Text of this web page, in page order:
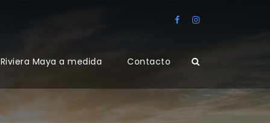
Riviera Maya a medida Contacto